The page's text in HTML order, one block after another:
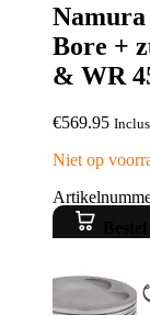
Bore +
& WR
€569.95
Niet op